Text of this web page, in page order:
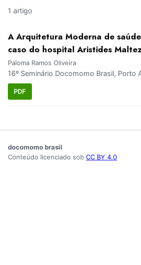
1 artigo
A Arquitetura Moderna de
caso do hospital Aristides
Paloma Ramos Oliveira
16º Seminário Docomomo Brasil, Porto
PDF
docomomo brasil
Conteúdo licenciado sob CC BY 4.0